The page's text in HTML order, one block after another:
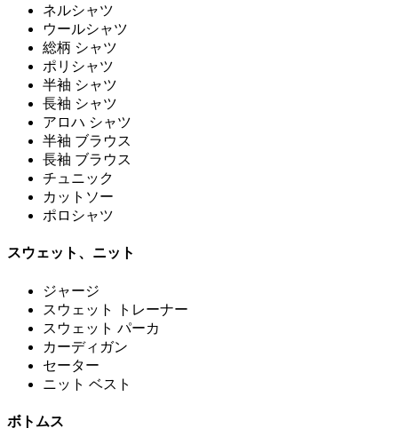
ネルシャツ
ウールシャツ
総柄 シャツ
ポリシャツ
半袖 シャツ
長袖 シャツ
アロハ シャツ
半袖 ブラウス
長袖 ブラウス
チュニック
カットソー
ポロシャツ
スウェット、ニット
ジャージ
スウェット トレーナー
スウェット パーカ
カーディガン
セーター
ニット ベスト
ボトムス